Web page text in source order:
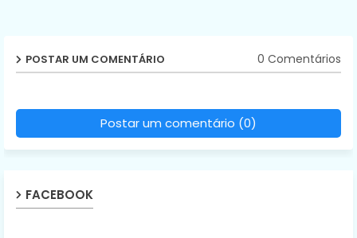
POSTAR UM COMENTÁRIO 0 Comentários
Postar um comentário (0)
FACEBOOK